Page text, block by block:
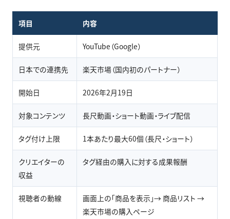
項目 内容
提供元 YouTube（Google）
日本での連携先 楽天市場（国内初のパートナー）
開始日 2026年2月19日
対象コンテンツ 長尺動画・ショート動画・ライブ配信
タグ付け上限 1本あたり最大60個（長尺・ショート）
クリエイターの
収益
タグ経由の購入に対する成果報酬
視聴者の動線
画面上の「商品を表示」→ 商品リスト →
楽天市場の購入ページ